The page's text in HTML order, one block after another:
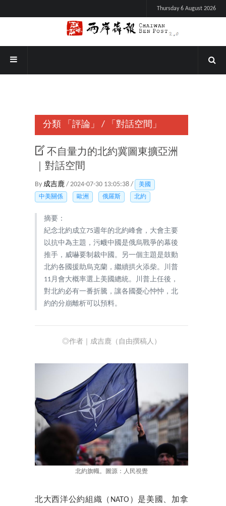
Thursday 6 August 2026
分類 「評論」 / 「對話空間」
不自量力的北約冀圖東擴亞洲
｜對話空間
By 成吉鹿 / 2024-07-30 13:05:38 /
美國
中美關係
歐洲 俄羅斯 北約
摘要：
紀念北約成立75週年的北約峰會，大會主要
以抗中為主題，污衊中國是俄烏戰爭的幕後
推手，威嚇要制裁中國。另一個主題是鼓動
北約各國援助烏克蘭，繼續拱火添柴。川普
11月會大概率選上美國總統。川普上任後，
對北約必有一番折騰，讓各國憂心忡忡，北
約的分崩離析可以預料。
◎作者｜成吉鹿（自由撰稿人）
北約旗幟。圖源：人民視覺
北大西洋公約組織（NATO）是美國、加拿